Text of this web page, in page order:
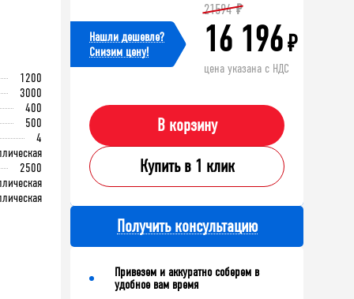
1200
3000
400
500
4
2500
Нашли дешевле?
Cнизим цену!
21594 ₽
16 196₽
цена указана с НДС
В корзину
Купить в 1 клик
Получить консультацию
Привезем и аккуратно соберем в
удобное вам время